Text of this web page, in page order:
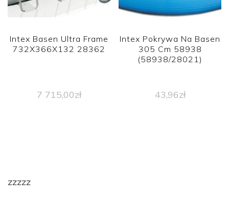
Intex Basen Ultra Frame
732X366X132 28362
7 715,00zł
Intex Pokrywa Na Basen
305 Cm 58938
(58938/28021)
43,96zł
zzzzz